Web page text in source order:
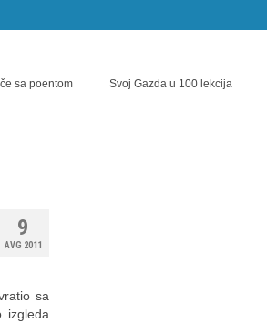
sa poentom Svoj Gazda u 100 lekcija
9
AVG 2011
sa
izgleda